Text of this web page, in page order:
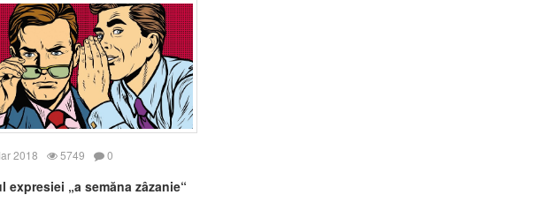
2018 5749 0
expresiei „a semăna zâzanie“